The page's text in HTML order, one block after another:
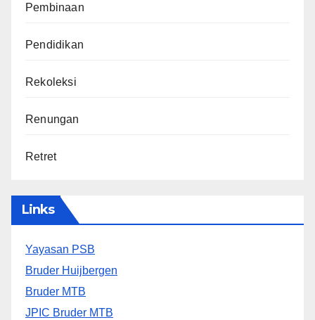
Pembinaan
Pendidikan
Rekoleksi
Renungan
Retret
Links
Yayasan PSB
Bruder Huijbergen
Bruder MTB
JPIC Bruder MTB